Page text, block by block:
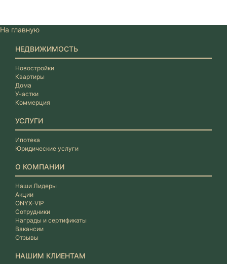
На главную
НЕДВИЖИМОСТЬ
Новостройки
Квартиры
Дома
Участки
Коммерция
УСЛУГИ
Ипотека
Юридические услуги
О КОМПАНИИ
Наши Лидеры
Акции
ONYX-VIP
Сотрудники
Награды и сертификаты
Вакансии
Отзывы
НАШИМ КЛИЕНТАМ